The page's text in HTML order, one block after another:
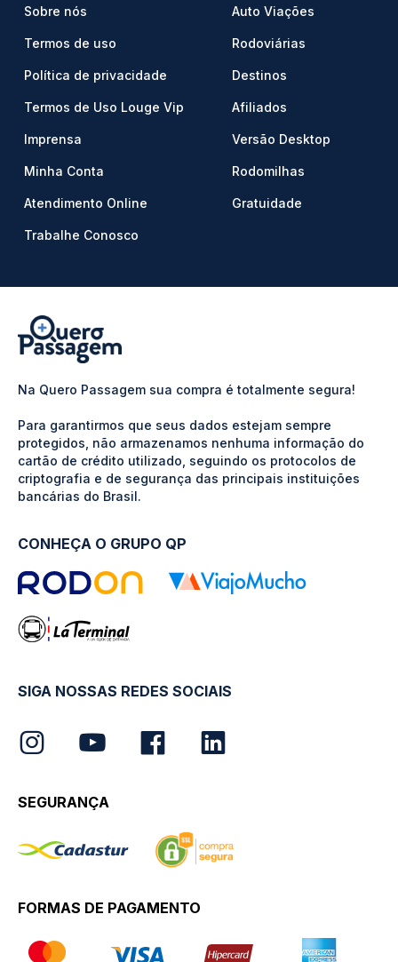
Sobre nós
Termos de uso
Política de privacidade
Termos de Uso Louge Vip
Imprensa
Minha Conta
Atendimento Online
Trabalhe Conosco
Auto Viações
Rodoviárias
Destinos
Afiliados
Versão Desktop
Rodomilhas
Gratuidade
Na Quero Passagem sua compra é totalmente segura!
Para garantirmos que seus dados estejam sempre
protegidos, não armazenamos nenhuma informação do
cartão de crédito utilizado, seguindo os protocolos de
criptografia e de segurança das principais instituições
bancárias do Brasil.
CONHEÇA O GRUPO QP
SIGA NOSSAS REDES SOCIAIS
SEGURANÇA
FORMAS DE PAGAMENTO